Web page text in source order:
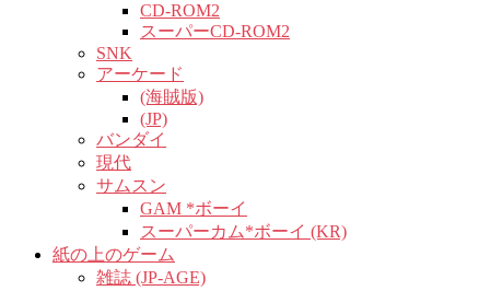
CD-ROM2
スーパーCD-ROM2
SNK
アーケード
(海賊版)
(JP)
バンダイ
現代
サムスン
GAM *ボーイ
スーパーカム*ボーイ (KR)
紙の上のゲーム
雑誌 (JP-AGE)